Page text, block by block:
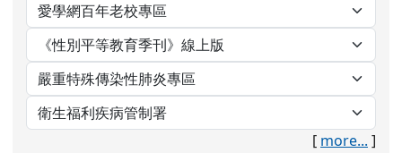
[ more... ]